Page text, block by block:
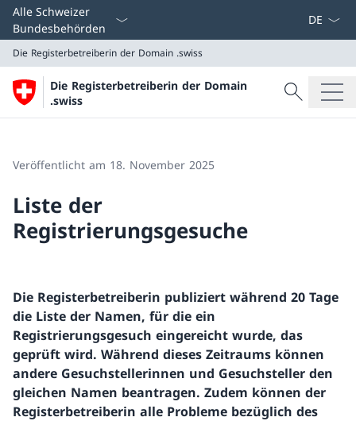
Alle Schweizer
Bundesbehörden
Die Registerbetreiberin der Domain .swiss
Die Registerbetreiberin der Domain
.swiss
Suche
Suche
Veröffentlicht am 18. November 2025
Liste der
Registrierungsgesuche
Die Registerbetreiberin publiziert während 20 Tage
die Liste der Namen, für die ein
Registrierungsgesuch eingereicht wurde, das
geprüft wird. Während dieses Zeitraums können
andere Gesuchstellerinnen und Gesuchsteller den
gleichen Namen beantragen. Zudem können der
Registerbetreiberin alle Probleme bezüglich des